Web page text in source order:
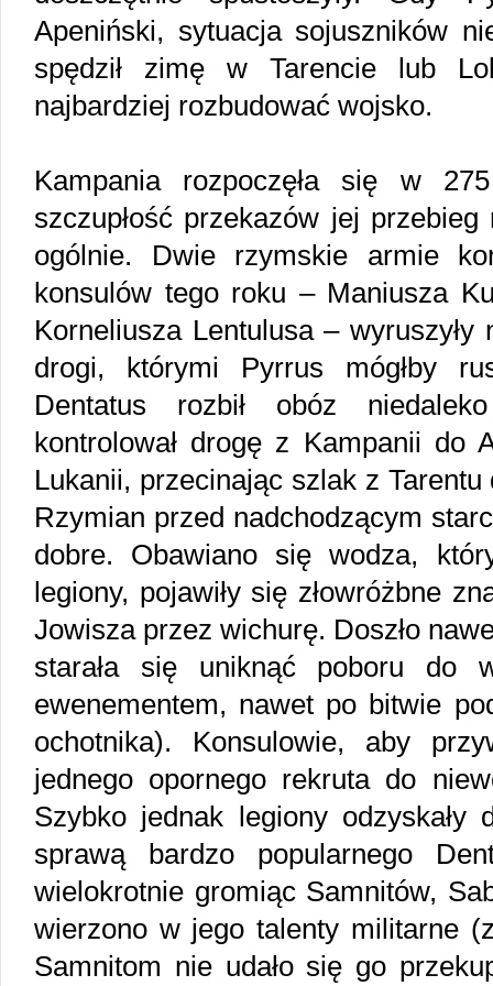
Apeniński, sytuacja sojuszników
spędził zimę w Tarencie lub
najbardziej rozbudować wojsko.
Kampania rozpoczęła się w
szczupłość przekazów jej
ogólnie. Dwie rzymskie armie
konsulów tego roku – Maniusza
Korneliusza Lentulusa – wyruszyły
drogi, którymi Pyrrus mógłby
Dentatus rozbił obóz
kontrolował drogę z Kampanii do
Lukanii, przecinając szlak z
Rzymian przed nadchodzącym
dobre. Obawiano się wodza,
legiony, pojawiły się złowróżbne
Jowisza przez wichurę. Doszło
starała się uniknąć poboru do
ewenementem, nawet po bitwie
ochotnika). Konsulowie, aby
jednego opornego rekruta do
Szybko jednak legiony odzyskały
sprawą bardzo popularnego
wielokrotnie gromiąc Samnitów,
wierzono w jego talenty militarne
Samnitom nie udało się go